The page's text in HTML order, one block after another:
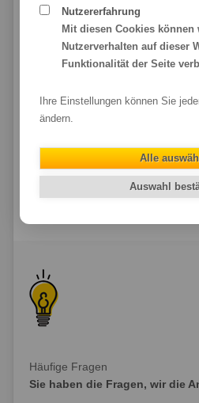
Auswahl:
Doppelnaht,
Besatzband,
Karabiner aus Kunststoff.
Flaggen in Premium-Qualität
Digitaldruck-Fabrik
Häufige Fragen
Sie haben die Fragen, wir die
Nutzererfahrung
Mit diesen Cookies
Nutzerverhalten auf dieser
Funktionalität der Seite
Ihre Einstellungen können Sie
ändern.
Alle
Auswahl